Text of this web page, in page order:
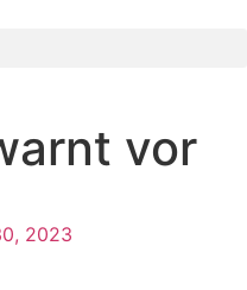
vor
2023